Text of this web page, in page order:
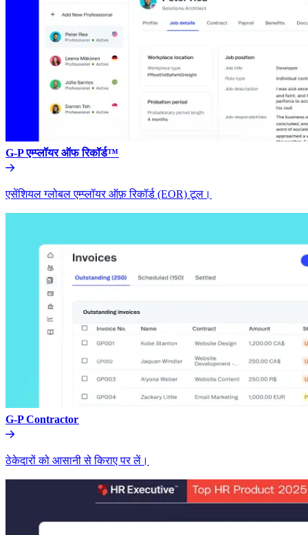
G-P एम्प्लॉयर ऑफ रिकॉर्ड™​​
एसेंशियल ग्लोबल एम्प्लॉयर ऑफ़ रिकॉर्ड (EOR) टूल।​​
G-P Contractor​​
ठेकेदारों को आसानी से किराए पर लें।​​